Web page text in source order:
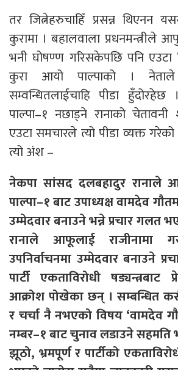
तर जित्नेहरुचाहिँ प्रसन्न थिएनन
कुरामा । बहालवाला प्रधनमन्त्रीले
भनी घोषण्ण गरिसकेपछि पनि
कुरा आयो पाल्पाको ।
सम्वन्धितलाईचाहि पीडा
पाल्पा–१ नछाड्ने रानाको चेतावनी
एउटा समचारले त्यो पीडा व्यक्त
त्यो अंश –
नेकपा सांसद दलबहादुर रानाले
पाल्पा–१ बाट उपाध्यक्ष वामदेव
उम्मेदवार बनाउने भन्ने प्रचार गलत
रानाले आफूलाई राजीनामा
उपनिर्वाचनमा उम्मेदवार बनाउने
पार्टी एकताविरोधी
आक्रोश पोखेका छन् । सम्बन्धित
र चर्चा नै नभएको विषय ‘वामदेव
नम्बर–१ बाट चुनाव लडाउने सहमति
झूठो, भ्रमपूर्ण र पार्टीको